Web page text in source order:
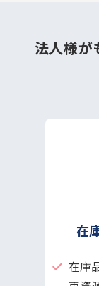
法人様が
在
在庫